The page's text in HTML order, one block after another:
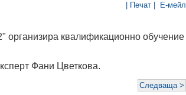
| Печат | Е-мейл
квалификационно обучение
Фани Цветкова.
Следваща >